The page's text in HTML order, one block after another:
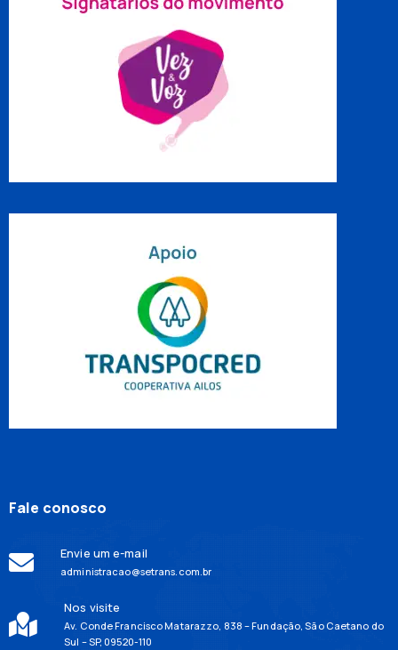
Fale conosco
Envie um e-mail
administracao@setrans.com.br
Nos visite
Av. Conde Francisco Matarazzo, 838 – Fundação, São Caetano do
Sul – SP, 09520-110